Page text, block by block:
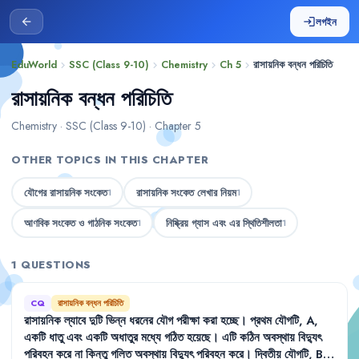
arrow_back loginলগইন
EduWorld chevron_right SSC (Class 9-10) chevron_right Chemistry chevron_right Ch 5 chevron_right রাসায়নিক বন্ধন পরিচিতি
রাসায়নিক বন্ধন পরিচিতি
Chemistry · SSC (Class 9-10) · Chapter 5
OTHER TOPICS IN THIS CHAPTER
যৌগের রাসায়নিক সংকেত1 রাসায়নিক সংকেত লেখার নিয়ম1
আণবিক সংকেত ও গাঠনিক সংকেত1 নিষ্ক্রিয় গ্যাস এবং এর স্থিতিশীলতা1
1 QUESTIONS
CQ রাসায়নিক বন্ধন পরিচিতি
রাসায়নিকল্যাবেদুটিভিন্নধরনেরযৌগপরীক্ষাকরাহচ্ছে। প্রথমযৌগটি, A,
একটিধাতুএবংএকটিঅধাতুরমধ্যেগঠিতহয়েছে। এটিকঠিনঅবস্থায়বিদ্যুৎ
পরিবহনকরেনাকিন্তুগলিতঅবস্থায়বিদ্যুৎপরিবহনকরে। দ্বিতীয়যৌগটি, B,